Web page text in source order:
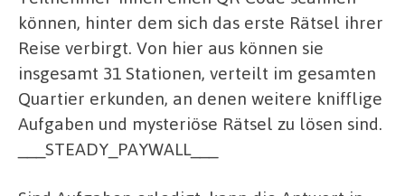
können, hinter dem sich das erste Rätsel ihrer
Reise verbirgt. Von hier aus können sie
insgesamt 31 Stationen, verteilt im gesamten
Quartier erkunden, an denen weitere knifflige
Aufgaben und mysteriöse Rätsel zu lösen sind.
___STEADY_PAYWALL___